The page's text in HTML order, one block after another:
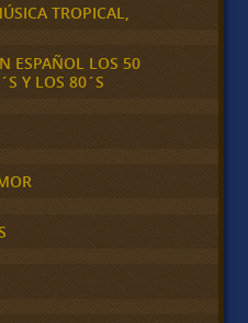
TROPICAL,
ESPAÑOL LOS 50
Y LOS 80´S